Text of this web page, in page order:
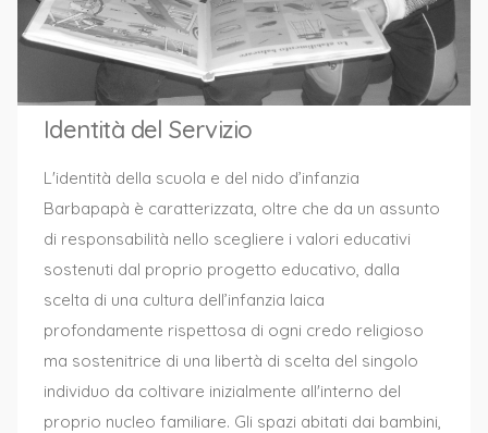
Identità del Servizio
L'identità della scuola e del nido d’infanzia
Barbapapà è caratterizzata, oltre che da un assunto
di responsabilità nello scegliere i valori educativi
sostenuti dal proprio progetto educativo, dalla
scelta di una cultura dell’infanzia laica
profondamente rispettosa di ogni credo religioso
ma sostenitrice di una libertà di scelta del singolo
individuo da coltivare inizialmente all'interno del
proprio nucleo familiare. Gli spazi abitati dai bambini,